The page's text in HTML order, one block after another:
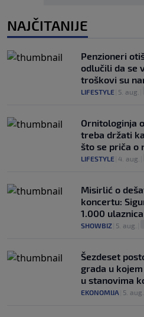
NAJČITANIJE
Penzioneri
odlučili da se
troškovi su
LIFESTYLE 5. aug.
Ornitologinja
treba držati
što se priča o
LIFESTYLE 4. aug.
Misirlić o
koncertu:
1.000
SHOWBIZ 5. aug.
Šezdeset
grada u
u stanovima
EKONOMIJA 5. aug.